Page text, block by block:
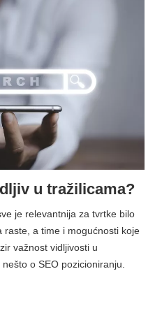
u tražilicama?
je relevantnija za tvrtke bilo
raste, a time i mogućnosti koje
važnost vidljivosti u
o SEO pozicioniranju.